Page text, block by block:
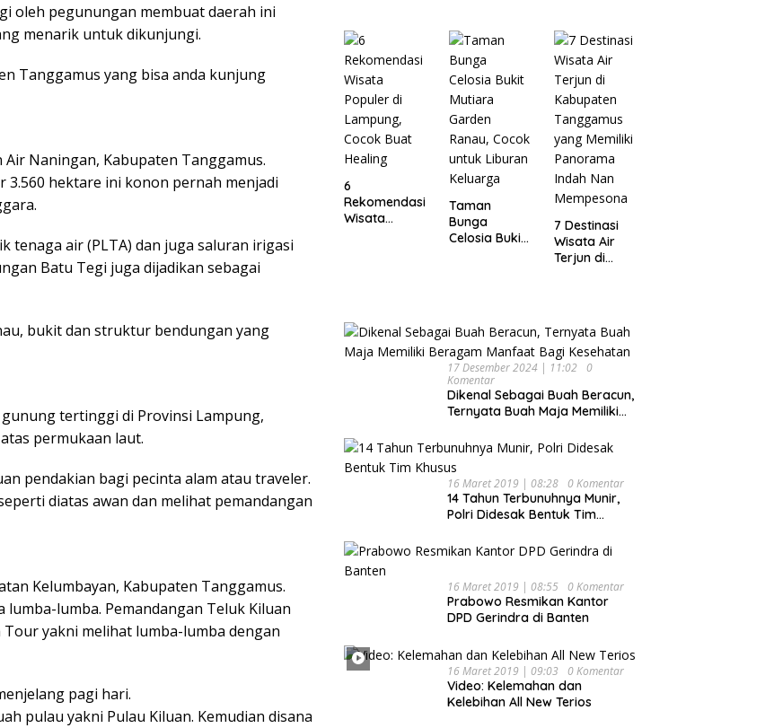
oleh pegunungan membuat daerah ini
menarik untuk dikunjungi.
Tanggamus yang bisa anda kunjung
Naningan, Kabupaten Tanggamus.
3.560 hektare ini konon pernah menjadi
tenaga air (PLTA) dan juga saluran irigasi
Batu Tegi juga dijadikan sebagai
bukit dan struktur bendungan yang
tertinggi di Provinsi Lampung,
permukaan laut.
pendakian bagi pecinta alam atau traveler.
diatas awan dan melihat pemandangan
Kelumbayan, Kabupaten Tanggamus.
lumba. Pemandangan Teluk Kiluan
yakni melihat lumba-lumba dengan
pagi hari.
pulau yakni Pulau Kiluan. Kemudian disana
Ikonik di
Semarang
untuk Liburan
di Akhir
Pekan
6
Rekomendasi
Wisata
Taman
Bunga
Celosia Bukit
7 Destinasi
Wisata Air
Terjun di
Indah Nan
Mempesona
17 Desember 2024 | 11:02
0
Komentar
Dikenal Sebagai Buah Beracun,
Ternyata Buah Maja Memiliki
Kesehatan
16 Maret 2019 | 08:28 0 Komentar
14 Tahun Terbunuhnya Munir,
Polri Didesak Bentuk Tim
16 Maret 2019 | 08:55 0 Komentar
Prabowo Resmikan Kantor
DPD Gerindra di Banten
16 Maret 2019 | 09:03 0 Komentar
Video: Kelemahan dan
Kelebihan All New Terios